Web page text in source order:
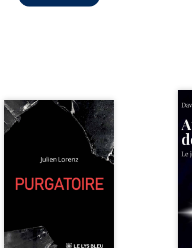
Vingt années d’écriture, de
blessures, d’émotions et de
pensées se rencontrent dans
ce recueil profondément
intime. Entre nouvelles
autobiographiques, poèmes
philosophiques, chaque texte
ouvre une porte sur
être choisie au hasard, comme
une rencontre inattendue sur
le chemin de la vie. ...
Né
ses
prix
les